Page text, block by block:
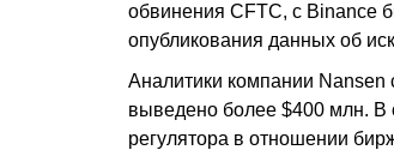
обвинения CFTC, с Binance
опубликования данных об
Аналитики компании
выведено более $400 млн. В
регулятора в отношении